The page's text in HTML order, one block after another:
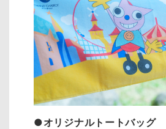
●オリジナルトートバッグ